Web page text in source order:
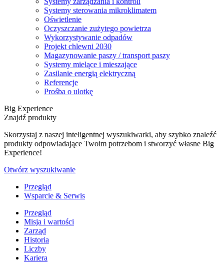
Systemy sterowania mikroklimatem
Oświetlenie
Oczyszczanie zużytego powietrza
Wykorzystywanie odpadów
Projekt chlewni 2030
Magazynowanie paszy / transport paszy
Systemy mielące i mieszające
Zasilanie energią elektryczną
Referencje
Prośba o ulotkę
Big Experience
Znajdź produkty
Skorzystaj z naszej inteligentnej wyszukiwarki, aby szybko znaleźć
produkty odpowiadające Twoim potrzebom i stworzyć własne Big
Experience!
Otwórz wyszukiwanie
Przegląd
Wsparcie & Serwis
Przegląd
Misja i wartości
Zarząd
Historia
Liczby
Kariera